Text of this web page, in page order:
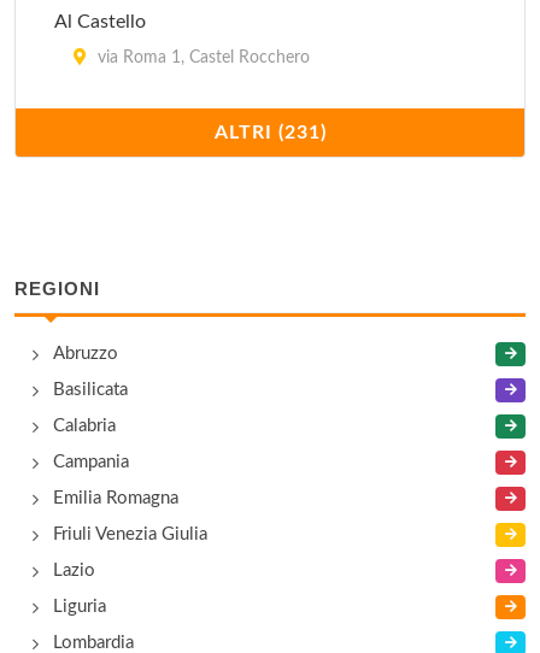
Al Castello
via Roma 1, Castel Rocchero
via Asti 12, Montiglio
Al Saraceno
piazza Vercelli 4, Vinchio
Al Vecchio Castagno
strada Cocconito 1, Cocconato
Ametista
ALTRI (231)
REGIONI
Abruzzo
Basilicata
Calabria
Campania
Emilia Romagna
Friuli Venezia Giulia
Lazio
Liguria
Lombardia